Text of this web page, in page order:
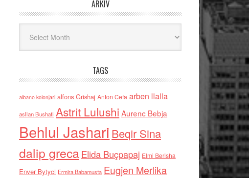
ARKIV
TAGS
albano kolonjari alfons Grishaj Anton Cefa arben llalla
asllan Bushati Astrit Lulushi Aurenc Bebja
Behlul Jashari Beqir Sina
dalip grecaElida Buçpapaj Elmi Berisha
Enver Bytyci Ermira Babamusta Eugjen Merlika